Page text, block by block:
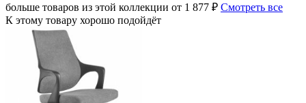
больше товаров из этой коллекции от 1 877 ₽ Смотреть все
К этому товару хорошо подойдёт